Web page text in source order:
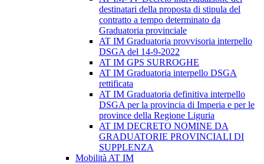
destinatari della proposta di stipula del
contratto a tempo determinato da
Graduatoria provinciale
AT IM Graduatoria provvisoria interpello
DSGA del 14-9-2022
AT IM GPS SURROGHE
AT IM Graduatoria interpello DSGA
rettificata
AT IM Graduatoria definitiva interpello
DSGA per la provincia di Imperia e per le
province della Regione Liguria
AT IM DECRETO NOMINE DA
GRADUATORIE PROVINCIALI DI
SUPPLENZA
Mobilità AT IM